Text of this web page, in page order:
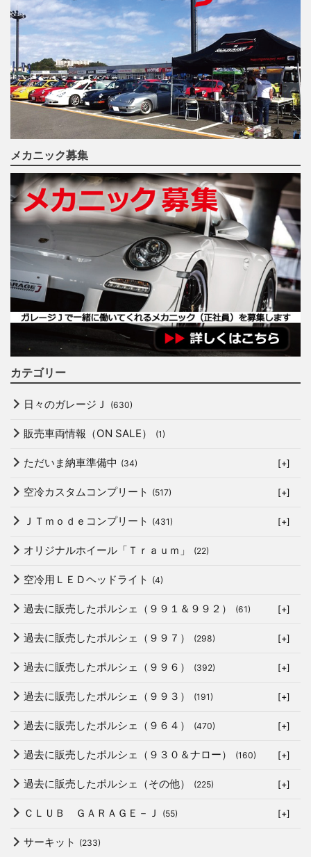
メカニック募集
カテゴリー
日々のガレージＪ (630)
販売車両情報（ON SALE） (1)
ただいま納車準備中 (34) [+]
空冷カスタムコンプリート (517) [+]
ＪＴｍｏｄｅコンプリート (431) [+]
オリジナルホイール「Ｔｒａｕｍ」 (22)
空冷用ＬＥＤヘッドライト (4)
過去に販売したポルシェ（９９１＆９９２） (61) [+]
過去に販売したポルシェ（９９７） (298) [+]
過去に販売したポルシェ（９９６） (392) [+]
過去に販売したポルシェ（９９３） (191) [+]
過去に販売したポルシェ（９６４） (470) [+]
過去に販売したポルシェ（９３０＆ナロー） (160) [+]
過去に販売したポルシェ（その他） (225) [+]
ＣＬＵＢ ＧＡＲＡＧＥ－Ｊ (55) [+]
サーキット (233)